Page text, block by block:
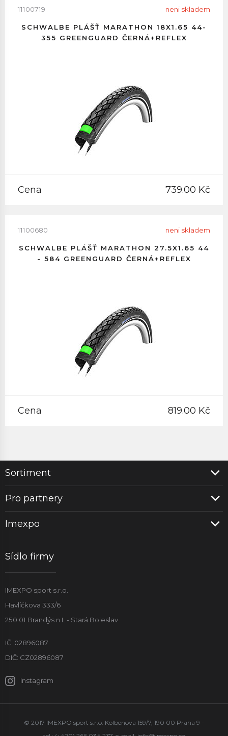
11100719 neni skladem
SCHWALBE PLÁŠŤ MARATHON 18X1.65 44-
355 GREENGUARD ČERNÁ+REFLEX
Cena 739.00 Kč
11100680 neni skladem
SCHWALBE PLÁŠŤ MARATHON 27.5X1.65 44
- 584 GREENGUARD ČERNÁ+REFLEX
Cena 819.00 Kč
Sortiment
Pro partnery
Imexpo
Sídlo firmy
IMEXPO sport s.r.o.
Havlíčkova 333/6
250 01 Brandýs n.L - Stará Boleslav
IČ: 02896087
DIČ: CZ02896087
Instagram
© 2017 IMEXPO sport s.r.o. Kolbenova 159/7, 190 00 Praha 9 -